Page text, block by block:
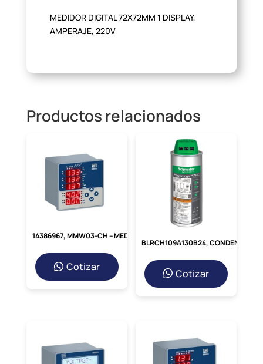
MEDIDOR DIGITAL 72X72MM 1 DISPLAY,
AMPERAJE, 220V
Productos relacionados
Cotizar
Cotizar